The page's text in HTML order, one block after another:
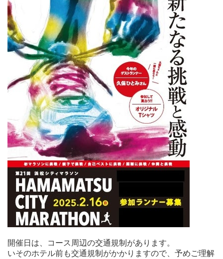
開催日は、コース周辺の交通規制があります。
いそのホテル前も交通規制がかかりますので、予めご理解